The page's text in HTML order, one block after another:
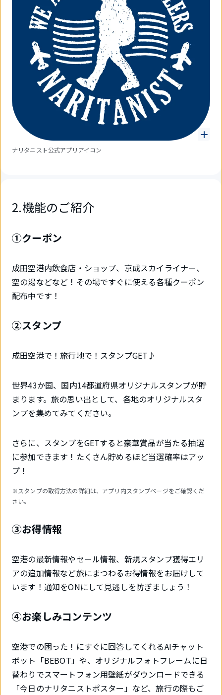
ナリタニスト公式アプリアイコン
2.機能のご紹介
①クーポン
成田空港内飲食店・ショップ、京成スカイライナー、
空の湯などなど！その場ですぐに使える各種クーポン
配布中です！
②スタンプ
成田空港で！旅行地で！スタンプGET♪
世界43か国、国内14都道府県オリジナルスタンプが貯
まります。旅の思い出として、各地のオリジナルスタ
ンプを集めてみてください。
さらに、スタンプをGETすると豪華賞品が当たる抽選
に参加できます！たくさん貯めるほど当選確率はアッ
プ！
※スタンプの取得方法の詳細は、アプリ内スタンプページをご確認くだ
さい。
③お得情報
空港の最新情報やセール情報、新規スタンプ獲得エリ
アの追加情報など旅にまつわるお得情報をお届けして
います！通知をONにして見逃しを防ぎましょう！
④お楽しみコンテンツ
空港での困った！にすぐに回答してくれるAIチャット
ボット「BEBOT」や、オリジナルフォトフレームに日
替わりでスマートフォン用壁紙がダウンロードできる
「今日のナリタニストポスター」など、旅行の際もご